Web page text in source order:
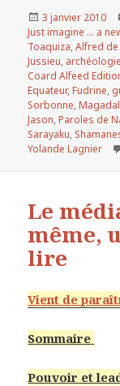
Publié
le
3 janvier 2010
Just imagine ... a
Toaquiza,Alfred
Jussieu,
Coard Alfeed
Equateur,Fudrine,
Sorbonne,
Jason,Paroles de
Sarayaku,
Yolande Lagnier
Le
même,
lire
Vient de
Sommaire
Pouvoir et